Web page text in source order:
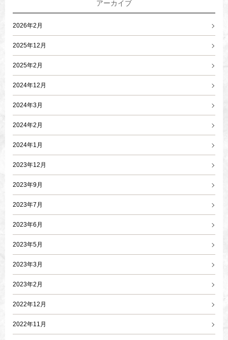
アーカイブ
2026年2月
2025年12月
2025年2月
2024年12月
2024年3月
2024年2月
2024年1月
2023年12月
2023年9月
2023年7月
2023年6月
2023年5月
2023年3月
2023年2月
2022年12月
2022年11月